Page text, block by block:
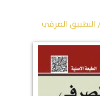
التطبيق الصرفي